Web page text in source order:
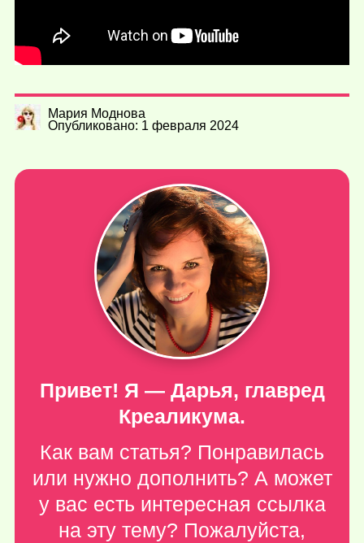
Мария Моднова
Опубликовано: 1 февраля 2024
Привет! Я — Дарья, главред
Креаликума.
Как вам статья? Понравилась
или нужно дополнить? А может
у вас есть интересная ссылка
на эту тему? Пожалуйста,